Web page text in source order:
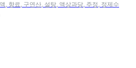
, 향료, 구연산, 설탕, 액상과당, 주정, 정제수